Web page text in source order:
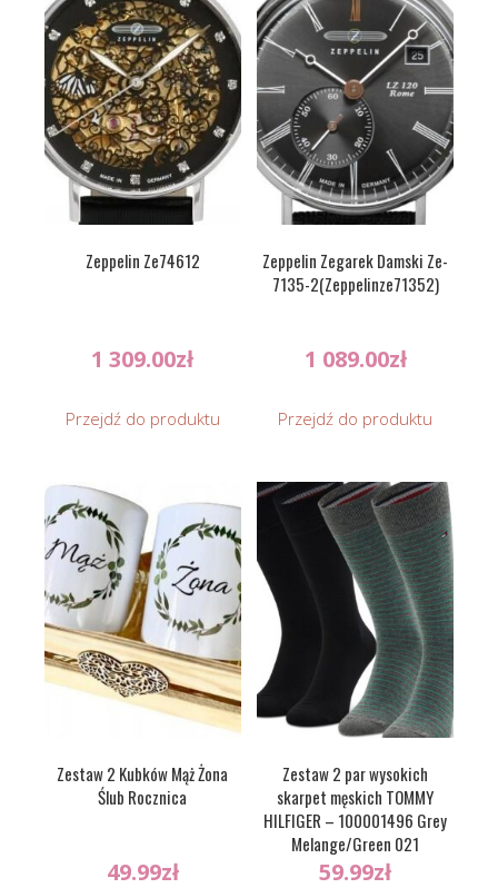
Zeppelin Ze74612
1 309.00zł
Przejdź do produktu
Zeppelin Zegarek Damski Ze-
7135-2(Zeppelinze71352)
1 089.00zł
Przejdź do produktu
Zestaw 2 Kubków Mąż Żona
Ślub Rocznica
49.99zł
Zestaw 2 par wysokich
skarpet męskich TOMMY
HILFIGER – 100001496 Grey
Melange/Green 021
59.99zł